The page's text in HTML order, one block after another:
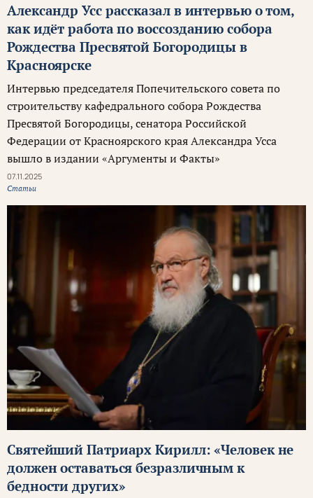
Александр Усс рассказал в интервью о том,
как идёт работа по воссозданию собора
Рождества Пресвятой Богородицы в
Красноярске
Интервью председателя Попечительского совета по
строительству кафедрального собора Рождества
Пресвятой Богородицы, сенатора Российской
Федерации от Красноярского края Александра Усса
вышло в издании «Аргументы и Факты»
07.11.2025
Статьи
Святейший Патриарх Кирилл: «Человек не
должен оставаться безразличным к
бедности других»